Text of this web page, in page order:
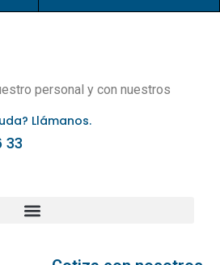
personal y con nuestros
Llámanos.
33